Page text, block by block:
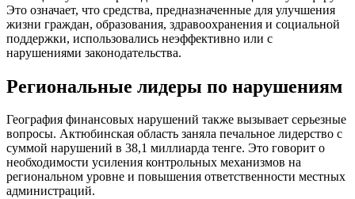
Это означает, что средства, предназначенные для улучшения
жизни граждан, образования, здравоохранения и социальной
поддержки, использовались неэффективно или с
нарушениями законодательства.
Региональные лидеры по нарушениям
География финансовых нарушений также вызывает серьезные
вопросы. Актюбинская область заняла печальное лидерство с
суммой нарушений в 38,1 миллиарда тенге. Это говорит о
необходимости усиления контрольных механизмов на
региональном уровне и повышения ответственности местных
администраций.